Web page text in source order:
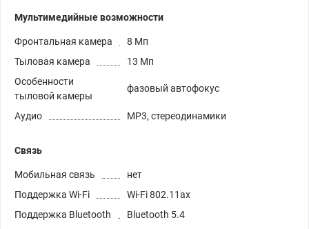
Мультимедийные возможности
Фронтальная камера
8 Мп
Тыловая камера
13 Мп
Особенности
тыловой камеры
фазовый автофокус
Аудио MP3, стереодинамики
Связь
Мобильная связь
нет
Поддержка Wi-Fi
Wi-Fi 802.11ax
Поддержка Bluetooth
Bluetooth 5.4